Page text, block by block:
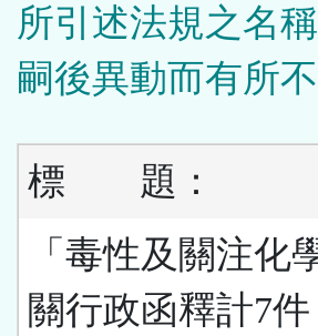
所引述法規之名
嗣後異動而有所
標 題：
「毒性及關注化
關行政函釋計7